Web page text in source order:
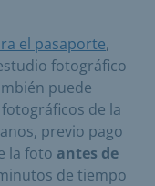
el pasaporte,
fotográfico
puede
de la
previo pago
la foto antes de
de tiempo